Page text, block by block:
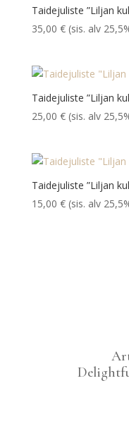
Taidejuliste ”Liljan
35,00 € (sis. alv
Taidejuliste ”Liljan
25,00 € (sis. alv
Taidejuliste ”Liljan
15,00 € (sis. alv